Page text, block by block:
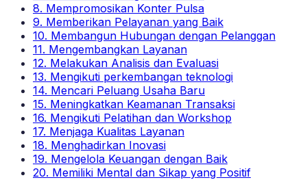
8. Mempromosikan Konter Pulsa
9. Memberikan Pelayanan yang Baik
10. Membangun Hubungan dengan Pelanggan
11. Mengembangkan Layanan
12. Melakukan Analisis dan Evaluasi
13. Mengikuti perkembangan teknologi
14. Mencari Peluang Usaha Baru
15. Meningkatkan Keamanan Transaksi
16. Mengikuti Pelatihan dan Workshop
17. Menjaga Kualitas Layanan
18. Menghadirkan Inovasi
19. Mengelola Keuangan dengan Baik
20. Memiliki Mental dan Sikap yang Positif